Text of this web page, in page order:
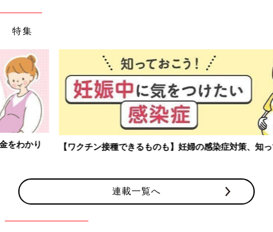
特集
【ワクチン接種できるものも】妊婦の感染症対策、知っておいて！
連載一覧へ